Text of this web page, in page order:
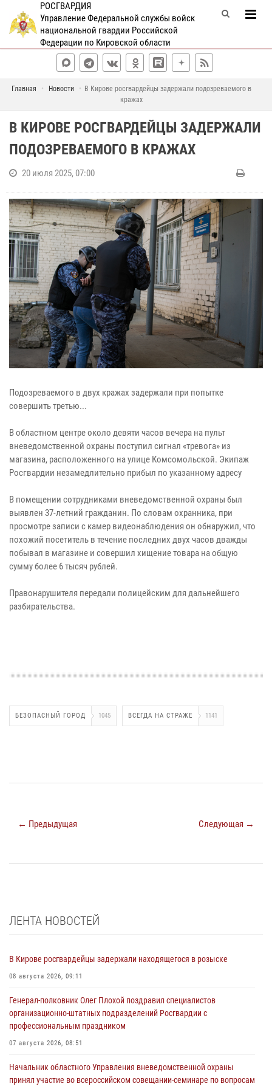
РОСГВАРДИЯ
Управление Федеральной службы войск
национальной гвардии Российской
Федерации по Кировской области
Главная Новости
В Кирове росгвардейцы задержали подозреваемого в
кражах
В КИРОВЕ РОСГВАРДЕЙЦЫ ЗАДЕРЖАЛИ
ПОДОЗРЕВАЕМОГО В КРАЖАХ
20 июля 2025, 07:00
Подозреваемого в двух кражах задержали при попытке
совершить третью...
В областном центре около девяти часов вечера на пульт
вневедомственной охраны поступил сигнал «тревога» из
магазина, расположенного на улице Комсомольской. Экипаж
Росгвардии незамедлительно прибыл по указанному адресу
В помещении сотрудниками вневедомственной охраны был
выявлен 37-летний гражданин. По словам охранника, при
просмотре записи с камер видеонаблюдения он обнаружил, что
похожий посетитель в течение последних двух часов дважды
побывал в магазине и совершил хищение товара на общую
сумму более 6 тысяч рублей.
Правонарушителя передали полицейским для дальнейшего
разбирательства.
БЕЗОПАСНЫЙ ГОРОД 1045 ВСЕГДА НА СТРАЖЕ 1141
← Предыдущая Следующая →
ЛЕНТА НОВОСТЕЙ
В Кирове росгвардейцы задержали находящегося в розыске
08 августа 2026, 09:11
Генерал-полковник Олег Плохой поздравил специалистов
организационно-штатных подразделений Росгвардии с
профессиональным праздником
07 августа 2026, 08:51
Начальник областного Управления вневедомственной охраны
принял участие во всероссийском совещании-семинаре по вопросам